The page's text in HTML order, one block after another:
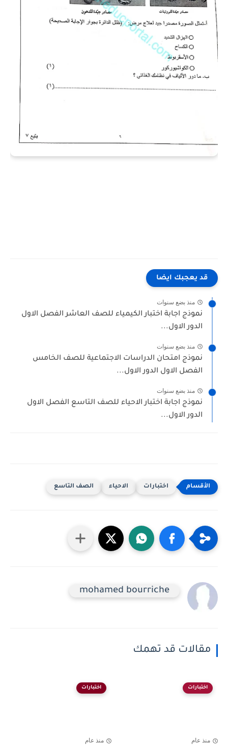
قد يعجبك ايضا
منذ بضع سنوات
نموذج اجابة اختبار الكيمياء للصف العاشر الفصل الاول
الدور الاول...
منذ بضع سنوات
نموذج امتحان الدراسات الاجتماعية للصف الخامس
الفصل الاول الدور الاول...
منذ بضع سنوات
نموذج اجابة اختبار الاحياء للصف التاسع الفصل الاول
الدور الاول...
اختبارات الاحياء الصف التاسع
mohamed bourriche
مقالات قد تهمك
اختبارات
منذ عام
اختبارات
منذ عام